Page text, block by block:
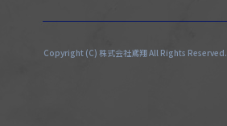
Copyright (C) 株式会社鳶翔 All Rights Reserved.